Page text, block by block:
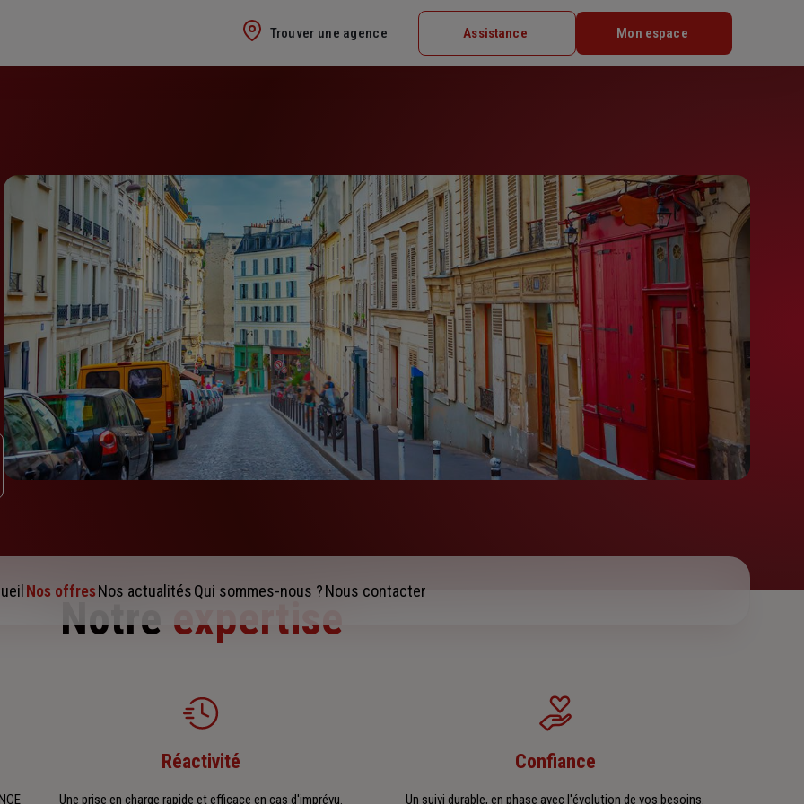
Trouver une agence Assistance Mon espace
Nos offresNos actualitésQui sommes-nous ?Nous contacter
Notre expertise
Réactivité
Une prise en charge rapide et efficace en cas d'imprévu.
Confiance
Un suivi durable, en phase avec l'évolution de vos besoins.